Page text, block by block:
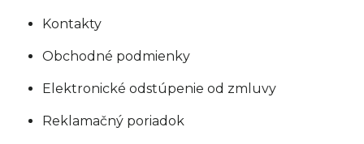
Kontakty
Obchodné podmienky
Elektronické odstúpenie od zmluvy
Reklamačný poriadok